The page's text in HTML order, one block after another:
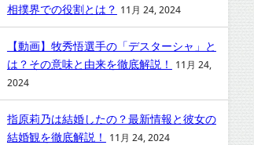
相撲界での役割とは？ 11月 24, 2024
【動画】牧秀悟選手の「デスターシャ」と
は？その意味と由来を徹底解説！
11月 24,
2024
指原莉乃は結婚したの？最新情報と彼女の
結婚観を徹底解説！
11月 24, 2024